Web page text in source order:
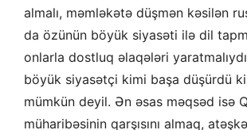
almalı, məmləkətə düşmən kəsilən
da özünün böyük siyasəti ilə dil
onlarla dostluq əlaqələri
böyük siyasətçi kimi başa düşürdü
mümkün deyil. Ən əsas məqsəd isə
müharibəsinin qarşısını almaq,